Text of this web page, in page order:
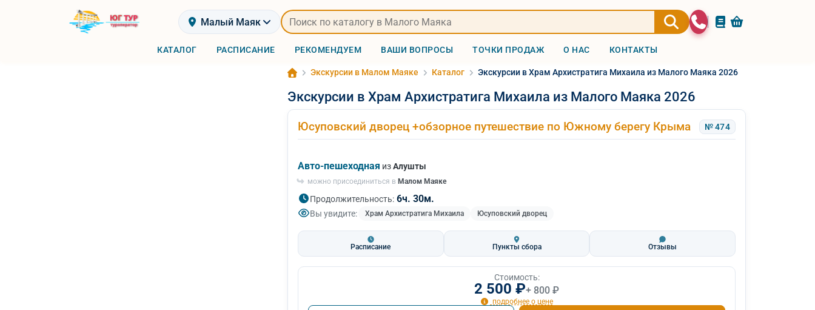
Малый Маяк
КАТАЛОГ РАСПИСАНИЕ РЕКОМЕНДУЕМ ВАШИ ВОПРОСЫ ТОЧКИ ПРОДАЖ О НАС КОНТАКТЫ
Экскурсии в Малом Маяке Каталог Экскурсии в Храм Архистратига Михаила из Малого Маяка 2026
Экскурсии в Храм Архистратига Михаила из Малого Маяка 2026
Юсуповский дворец +обзорное путешествие по Южному берегу Крыма № 474
Авто-пешеходная изАлушты
можно присоединиться в Малом Маяке
Продолжительность: 6ч. 30м.
Вы увидите: Храм Архистратига Михаила Юсуповский дворец
Расписание Пункты сбора Отзывы
Стоимость:
2 500 ₽+ 800 ₽
подробнее о цене